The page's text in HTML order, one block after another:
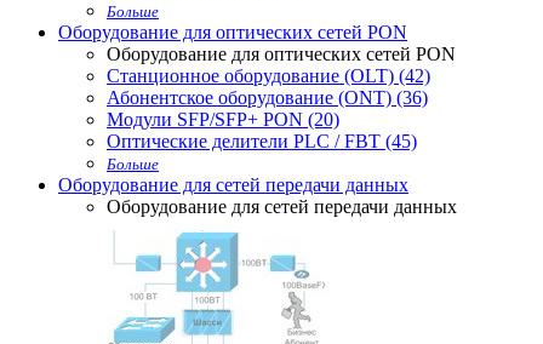
Больше
Оборудование для оптических сетей PON
Оборудование для оптических сетей PON
Станционное оборудование (OLT) (42)
Абонентское оборудование (ONT) (36)
Модули SFP/SFP+ PON (20)
Оптические делители PLC / FBT (45)
Больше
Оборудование для сетей передачи данных
Оборудование для сетей передачи данных